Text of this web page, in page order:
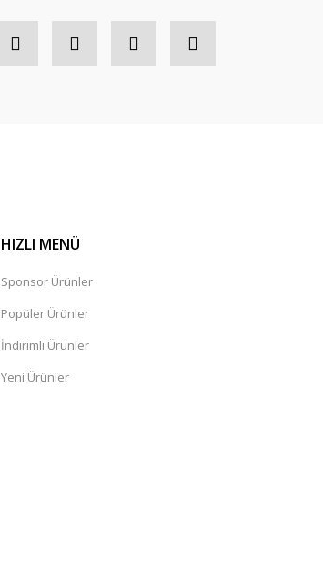
HIZLI MENÜ
Sponsor Ürünler
Popüler Ürünler
İndirimli Ürünler
Yeni Ürünler